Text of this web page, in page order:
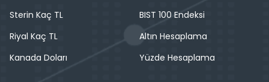
Sterin Kaç TL
Riyal Kaç TL
Kanada Doları
BIST 100 Endeksi
Altın Hesaplama
Yüzde Hesaplama